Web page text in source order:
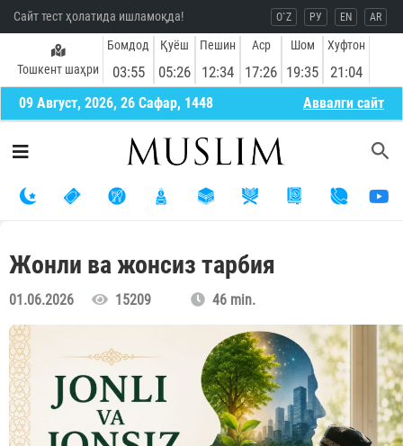
Сайт тест ҳолатида ишламоқда! O`Z РУ EN AR
Тошкент шаҳри
Бомдод
03:55
Қуёш
05:26
Пешин
12:34
Аср
17:26
Шом
19:35
Хуфтон
21:04
09 Август, 2026, 26 Сафар, 1448 Aввалги сайт
Жонли ва жонсиз тарбия
01.06.2026 15209 46 min.